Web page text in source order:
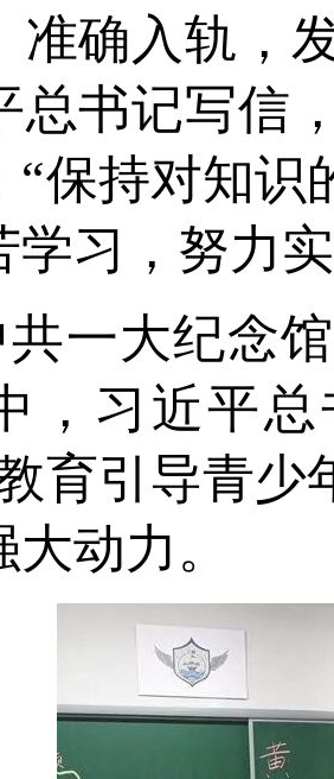
准确入轨，
总书记写信
“保持对知识
学习，努力
一大纪念
，习近平
育引导青少
动力。